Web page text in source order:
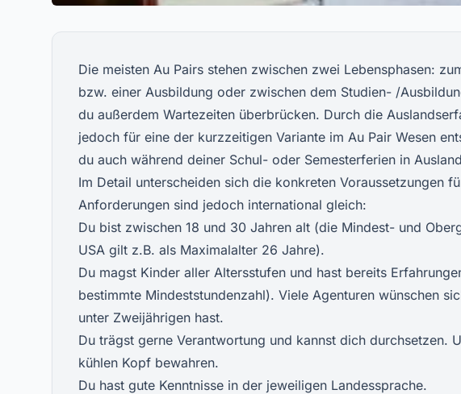
Die meisten Au Pairs stehen zwischen zwei Lebensphasen:
bzw. einer Ausbildung oder zwischen dem Studien- /
du außerdem Wartezeiten überbrücken. Durch die
jedoch für eine der kurzzeitigen Variante im Au Pair Wesen
du auch während deiner Schul- oder Semesterferien in
Im Detail unterscheiden sich die konkreten Voraussetzungen
Anforderungen sind jedoch international gleich:
Du bist zwischen 18 und 30 Jahren alt (die Mindest- und
USA gilt z.B. als Maximalalter 26 Jahre).
Du magst Kinder aller Altersstufen und hast bereits
bestimmte Mindeststundenzahl). Viele Agenturen wünschen
unter Zweijährigen hast.
Du trägst gerne Verantwortung und kannst dich durchsetzen.
kühlen Kopf bewahren.
Du hast gute Kenntnisse in der jeweiligen Landessprache.